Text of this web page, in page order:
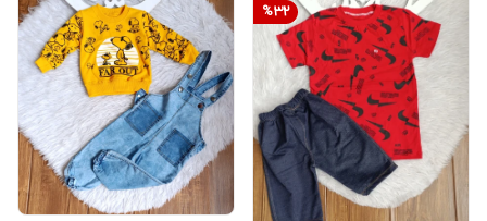
%32